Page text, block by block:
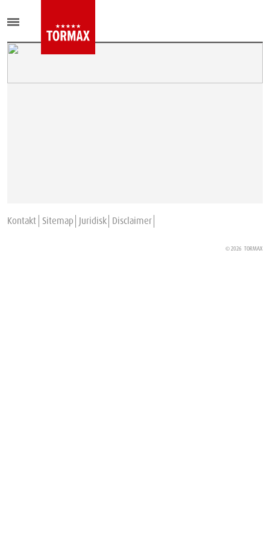
Kontakt Sitemap Juridisk Disclaimer
© 2026 TORMAX